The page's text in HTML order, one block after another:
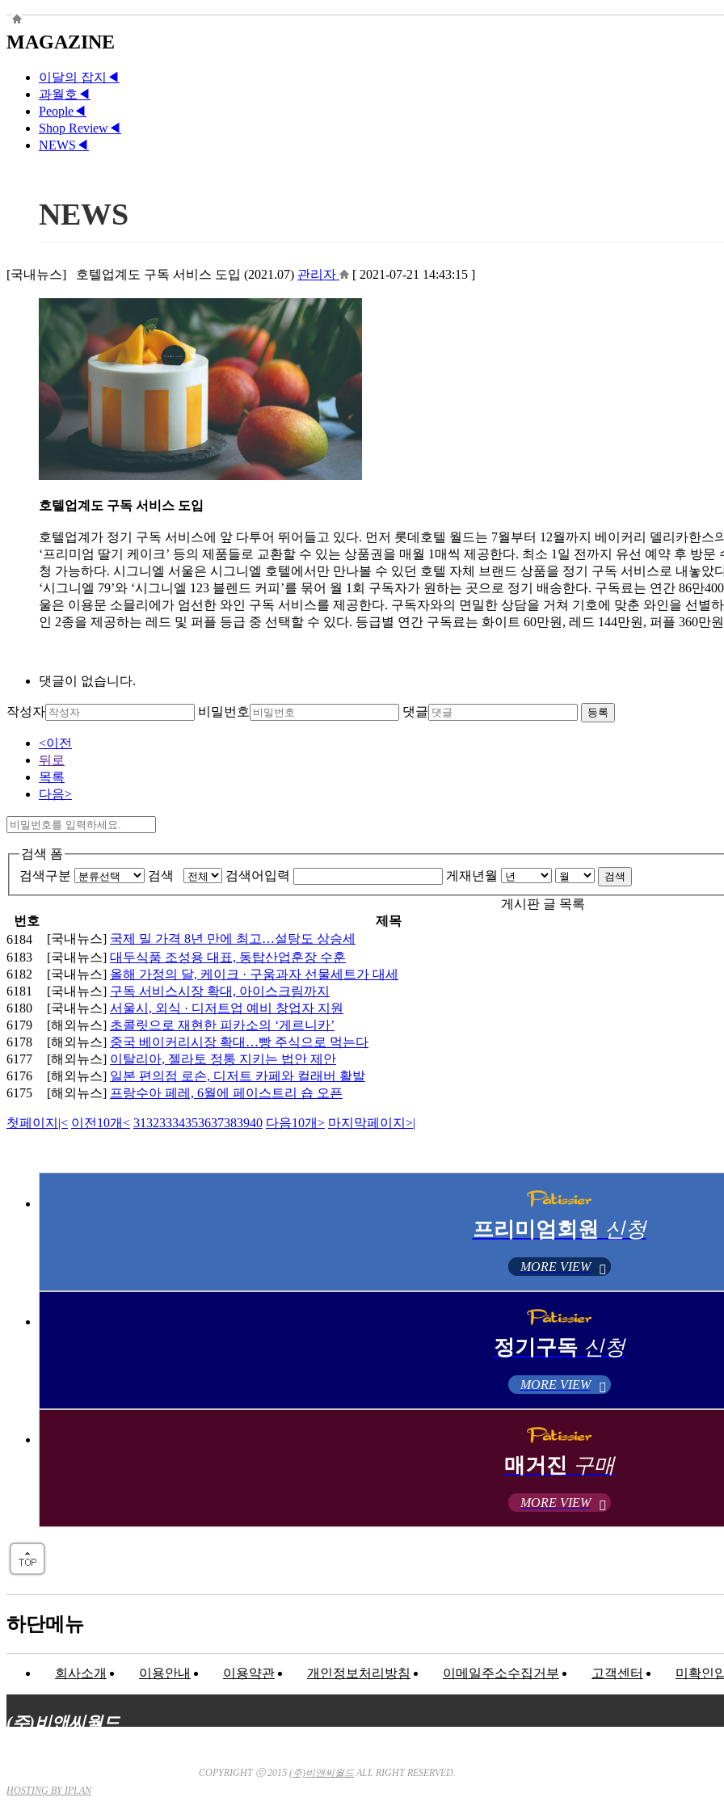
MAGAZINE
이달의 잡지 ◀
과월호 ◀
People◀
Shop Review◀
NEWS ◀
NEWS
[국내뉴스] 호텔업계도 구독 서비스 도입 (2021.07) 관리자 [ 2021-07-21 14:43:15 ]
호텔업계도 구독 서비스 도입
호텔업계가 정기 구독 서비스에 앞 다투어 뛰어들고 있다. 먼저 롯데호텔 월드는 7월부터 12월까지 베이커리 델리카한스
‘프리미엄 딸기 케이크’ 등의 제품들로 교환할 수 있는 상품권을 매월 1매씩 제공한다. 최소 1일 전까지 유선 예약 후 방
청 가능하다. 시그니엘 서울은 시그니엘 호텔에서만 만나볼 수 있던 호텔 자체 브랜드 상품을 정기 구독 서비스로 내놓
‘시그니엘 79’와 ‘시그니엘 123 블렌드 커피’를 묶어 월 1회 구독자가 원하는 곳으로 정기 배송한다. 구독료는 연간 86만
울은 이용문 소믈리에가 엄선한 와인 구독 서비스를 제공한다. 구독자와의 면밀한 상담을 거쳐 기호에 맞춘 와인을 선별
인 2종을 제공하는 레드 및 퍼플 등급 중 선택할 수 있다. 등급별 연간 구독료는 화이트 60만원, 레드 144만원, 퍼플 360만
댓글이 없습니다.
작성자 비밀번호 댓글 등록
<이전
뒤로
목록
다음>
검색 폼
검색구분
검색 검색어입력 게재년월 검색
게시판 글 목록
번호
제목
6184
[국내뉴스] 국제 밀 가격 8년 만에 최고…설탕도 상승세
6183
[국내뉴스] 대두식품 조성용 대표, 동탑산업훈장 수훈
6182
[국내뉴스] 올해 가정의 달, 케이크 · 구움과자 선물세트가 대세
6181
[국내뉴스] 구독 서비스시장 확대, 아이스크림까지
6180
[국내뉴스] 서울시, 외식 · 디저트업 예비 창업자 지원
6179
[해외뉴스] 초콜릿으로 재현한 피카소의 ‘게르니카’
6178
[해외뉴스] 중국 베이커리시장 확대…빵 주식으로 먹는다
6177
[해외뉴스] ​​​​​​​이탈리아, 젤라토 정통 지키는 법안 제안
6176
[해외뉴스] 일본 편의점 로손, 디저트 카페와 컬래버 활발
6175
[해외뉴스] 프랑수아 페레, 6월에 페이스트리 숍 오픈
첫페이지 |< 이전10개< 31323334353637383940 다음10개> 마지막페이지 >|
프리미엄회원 신청
MORE VIEW
정기구독 신청
MORE VIEW
매거진 구매
MORE VIEW
하단메뉴
회사소개 이용안내 이용약관 개인정보처리방침 이메일주소수집거부 고객센터 미확인
(주)비앤씨월드
COPYRIGHT ⓒ 2015 (주)비앤씨월드ALL RIGHT RESERVED.
HOSTING BY IPLAN